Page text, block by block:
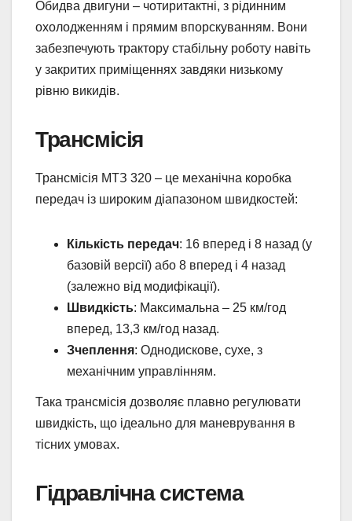
Обидва двигуни – чотиритактні, з рідинним
охолодженням і прямим впорскуванням. Вони
забезпечують трактору стабільну роботу навіть
у закритих приміщеннях завдяки низькому
рівню викидів.
Трансмісія
Трансмісія МТЗ 320 – це механічна коробка
передач із широким діапазоном швидкостей:
Кількість передач: 16 вперед і 8 назад (у
базовій версії) або 8 вперед і 4 назад
(залежно від модифікації).
Швидкість: Максимальна – 25 км/год
вперед, 13,3 км/год назад.
Зчеплення: Однодискове, сухе, з
механічним управлінням.
Така трансмісія дозволяє плавно регулювати
швидкість, що ідеально для маневрування в
тісних умовах.
Гідравлічна система